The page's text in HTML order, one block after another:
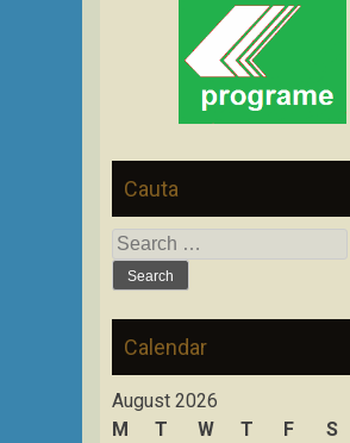
Cauta
Search
for:
Calendar
August 2026
M
T W T F S